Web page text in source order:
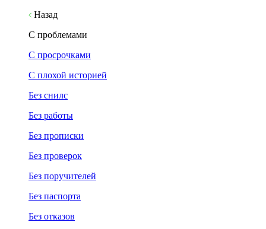
Назад
С проблемами
С просрочками
С плохой историей
Без снилс
Без работы
Без прописки
Без проверок
Без поручителей
Без паспорта
Без отказов